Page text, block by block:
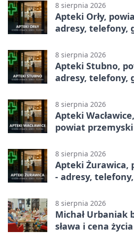
8 sierpnia 2026
Apteki Orły,
adresy, telefony,
8 sierpnia 2026
Apteki Stubno,
adresy, telefony,
8 sierpnia 2026
Apteki
powiat przemyski
8 sierpnia 2026
Apteki Żurawica,
- adresy,
8 sierpnia 2026
Michał Urbaniak
sława i cena